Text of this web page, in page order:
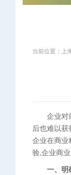
当前位置： 上
企业对商
后也难以
企业在商
验,企业商
一、明